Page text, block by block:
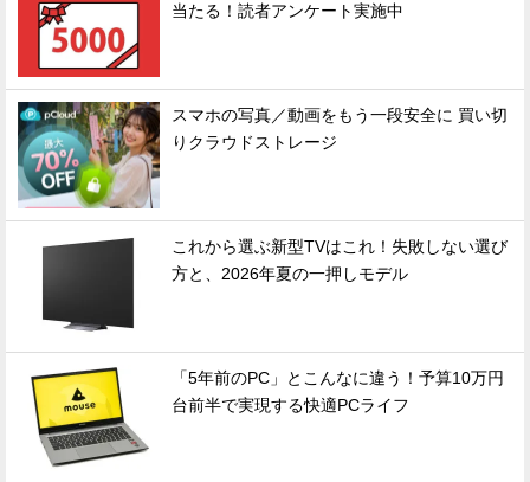
当たる！読者アンケート実施中
スマホの写真／動画をもう一段安全に 買い切
りクラウドストレージ
これから選ぶ新型TVはこれ！失敗しない選び
方と、2026年夏の一押しモデル
「5年前のPC」とこんなに違う！予算10万円
台前半で実現する快適PCライフ